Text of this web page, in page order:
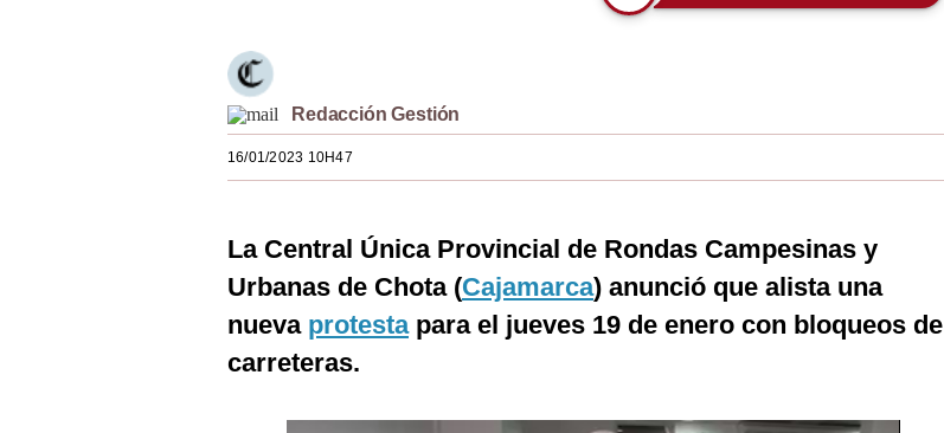
Redacción Gestión
16/01/2023 10H47
La Central Única Provincial de Rondas Campesinas y
Urbanas de Chota (Cajamarca) anunció que alista una
nueva protestapara el jueves 19 de enero con bloqueos de
carreteras.